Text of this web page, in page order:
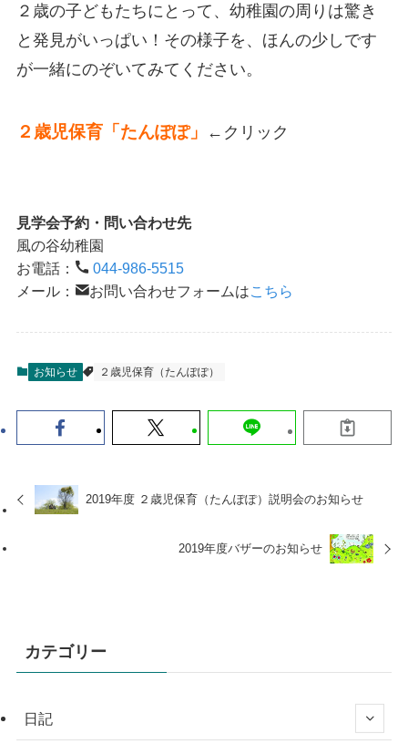
２歳の子どもたちにとって、幼稚園の周りは驚き
と発見がいっぱい！その様子を、ほんの少しです
が一緒にのぞいてみてください。
２歳児保育「たんぽぽ」 ←クリック
見学会予約・問い合わせ先
風の谷幼稚園
お電話：
044-986-5515
メール：
お問い合わせフォームはこちら
お知らせ ２歳児保育（たんぽぽ）
2019年度 ２歳児保育（たんぽぽ）説明会のお知らせ
2019年度バザーのお知らせ
カテゴリー
日記